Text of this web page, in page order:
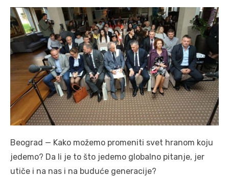
Beograd — Kako možemo promeniti svet hranom koju
jedemo? Da li je to što jedemo globalno pitanje, jer
utiče i na nas i na buduće generacije?